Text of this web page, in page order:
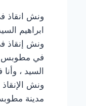
ونش
ابراهيم
ونش إنقاذ
في مطوبس
السيد ،
ونش
مدينة